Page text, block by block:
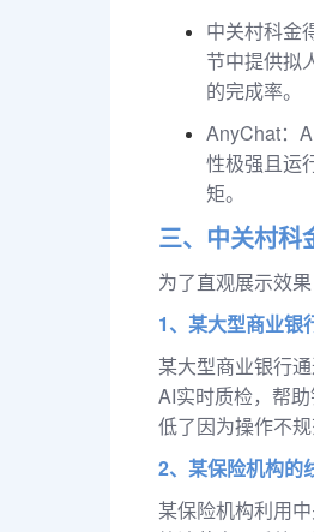
中关村科金
节中提供拟
的完成率。
AnyChat：
性极强且运
矩。
三、中关村科
为了直观展示效
1、某大型商业银
某大型商业银行
AI实时质检，帮
低了因为操作不规
2、某保险机构的
某保险机构利用